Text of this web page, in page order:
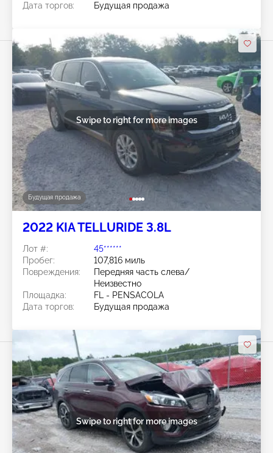
Дата торгов:
Будущая продажа
Будущая продажа
Swipe to right for more images
2022 KIA TELLURIDE 3.8L
Лот #:
45******
Пробег:
107,816 миль
Повреждения:
Передняя часть слева/
Неизвестно
Площадка:
FL - PENSACOLA
Дата торгов:
Будущая продажа
Swipe to right for more images